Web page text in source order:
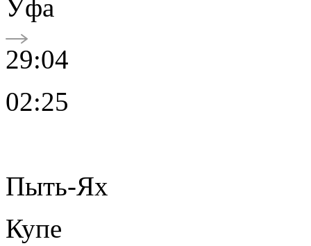
Уфа
29:04
02:25
Пыть-Ях
Купе